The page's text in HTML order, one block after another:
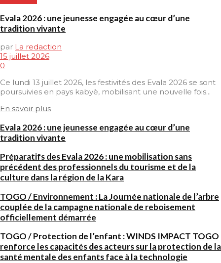
Evala 2026 : une jeunesse engagée au cœur d’une
tradition vivante
par La redaction
15 juillet 2026
0
Ce lundi 13 juillet 2026, les festivités des Evala 2026 se sont
poursuivies en pays kabyè, mobilisant une nouvelle fois...
En savoir plus
Evala 2026 : une jeunesse engagée au cœur d’une
tradition vivante
Préparatifs des Evala 2026 : une mobilisation sans
précédent des professionnels du tourisme et de la
culture dans la région de la Kara
TOGO / Environnement : La Journée nationale de l’arbre
couplée de la campagne nationale de reboisement
officiellement démarrée
TOGO / Protection de l’enfant : WINDS IMPACT TOGO
renforce les capacités des acteurs sur la protection de la
santé mentale des enfants face à la technologie